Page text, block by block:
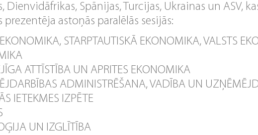
Dienvidāfrikas, Spānijas, Turcijas, Ukrainas un ASV,
prezentēja astoņās paralēlās sesijās:
STARPTAUTISKĀ EKONOMIKA, VALSTS
ATTĪSTĪBA UN APRITES EKONOMIKA
ADMINISTRĒŠANA, VADĪBA UN
IETEKMES IZPĒTE
UN IZGLĪTĪBA